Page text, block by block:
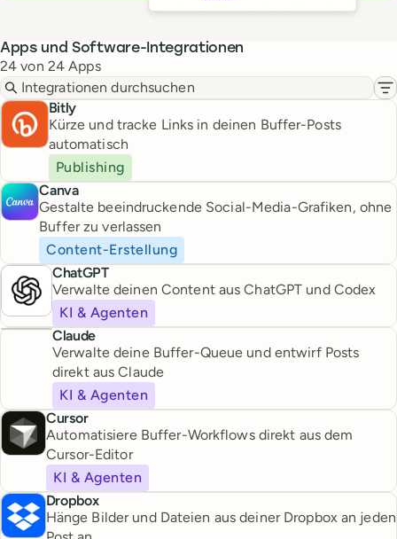
Apps und Software-Integrationen
24 von 24 Apps
Integrationen durchsuchen
Bitly
Kürze und tracke Links in deinen Buffer-Posts
automatisch
Publishing
Canva
Gestalte beeindruckende Social-Media-Grafiken, ohne
Buffer zu verlassen
Content-Erstellung
ChatGPT
Verwalte deinen Content aus ChatGPT und Codex
KI & Agenten
Claude
Verwalte deine Buffer-Queue und entwirf Posts
direkt aus Claude
KI & Agenten
Cursor
Automatisiere Buffer-Workflows direkt aus dem
Cursor-Editor
KI & Agenten
Dropbox
Hänge Bilder und Dateien aus deiner Dropbox an jeden